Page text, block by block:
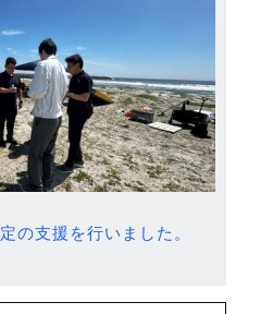
の支援を行いました。